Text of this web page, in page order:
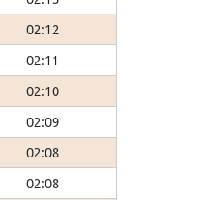
02:12
02:11
02:10
02:09
02:08
02:08